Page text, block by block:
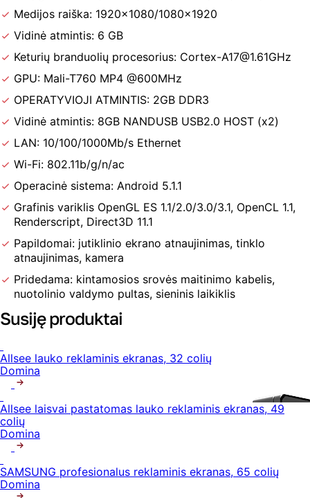
Medijos raiška: 1920×1080/1080×1920
Vidinė atmintis: 6 GB
Keturių branduolių procesorius: Cortex-A17@1.61GHz
GPU: Mali-T760 MP4 @600MHz
OPERATYVIOJI ATMINTIS: 2GB DDR3
Vidinė atmintis: 8GB NANDUSB USB2.0 HOST (x2)
LAN: 10/100/1000Mb/s Ethernet
Wi-Fi: 802.11b/g/n/ac
Operacinė sistema: Android 5.1.1
Grafinis variklis OpenGL ES 1.1/2.0/3.0/3.1, OpenCL 1.1,
Renderscript, Direct3D 11.1
Papildomai: jutiklinio ekrano atnaujinimas, tinklo
atnaujinimas, kamera
Pridedama: kintamosios srovės maitinimo kabelis,
nuotolinio valdymo pultas, sieninis laikiklis
Susiję produktai
Allsee lauko reklaminis ekranas, 32 colių
Domina
Allsee laisvai pastatomas lauko reklaminis ekranas, 49
colių
Domina
SAMSUNG profesionalus reklaminis ekranas, 65 colių
Domina